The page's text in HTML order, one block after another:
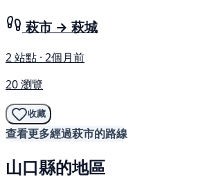
萩市 → 萩城
2 站點 · 2個月前
20 瀏覽
收藏
查看更多經過萩市的路線
山口縣的地區